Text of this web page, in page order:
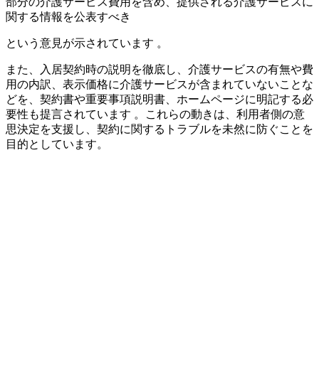
関する情報を公表すべき
という意見が示されています 。
また、入居契約時の説明を徹底し、介護サービスの有無や費
用の内訳、表示価格に介護サービスが含まれていないことな
どを、契約書や重要事項説明書、ホームページに明記する必
要性も提言されています 。これらの動きは、利用者側の意
思決定を支援し、契約に関するトラブルを未然に防ぐことを
目的としています。